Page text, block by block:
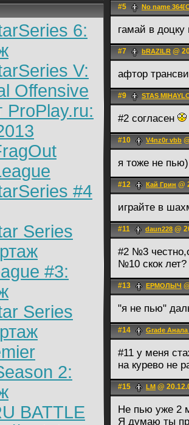
6:
V:
Offensive
ProPlay.ru:
#4
Series
#3:
Series
2:
BATTLE
#5 No name
гамай в
#7 bRAZILR @
афтор
#9 STAS
#2 согласен
#10 V4nz0r vbb
я тоже не пью)
#12 Кай Грин @
играйте в
#11 daun228 @
#2 №3
№10 скок лет?
#13 ЕРМОЛЫЧ
"я не пью"
#14 Grade
#11 у меня
на курево не
#15 LM @
Не пью уже 2
Я думаю ты